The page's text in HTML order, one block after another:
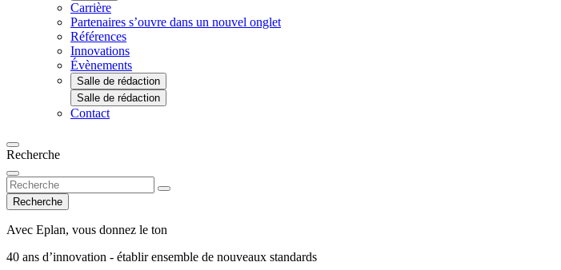
Carrière
Partenaires s’ouvre dans un nouvel onglet
Références
Innovations
Évènements
Salle de rédaction
Salle de rédaction
Contact
Recherche
Recherche
Avec Eplan, vous donnez le ton
40 ans d’innovation - établir ensemble de nouveaux standards